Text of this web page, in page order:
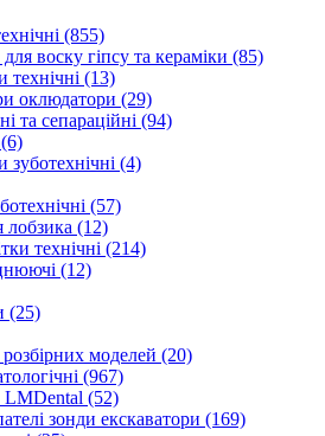
(855)
воску гіпсу та кераміки (85)
технічні (13)
оклюдатори (29)
та сепараційні (94)
(4)
(57)
(12)
технічні (214)
(12)
(25)
моделей (20)
(967)
LMDental (52)
зонди екскаватори (169)